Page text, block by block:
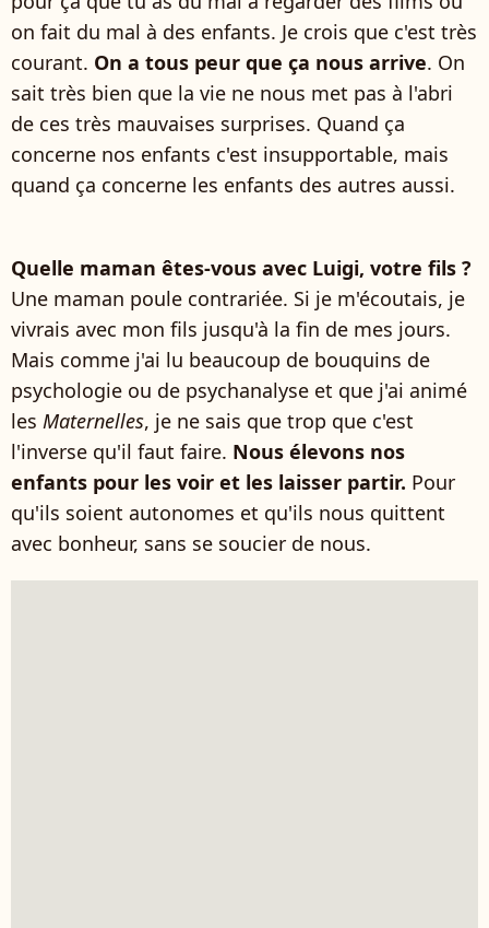
on fait du mal à des enfants. Je crois que c'est très
courant. On a tous peur que ça nous arrive. On
sait très bien que la vie ne nous met pas à l'abri
de ces très mauvaises surprises. Quand ça
concerne nos enfants c'est insupportable, mais
quand ça concerne les enfants des autres aussi.
Quelle maman êtes-vous avec Luigi, votre fils ?
Une maman poule contrariée. Si je m'écoutais, je
vivrais avec mon fils jusqu'à la fin de mes jours.
Mais comme j'ai lu beaucoup de bouquins de
psychologie ou de psychanalyse et que j'ai animé
les Maternelles, je ne sais que trop que c'est
l'inverse qu'il faut faire. Nous élevons nos
enfants pour les voir et les laisser partir. Pour
qu'ils soient autonomes et qu'ils nous quittent
avec bonheur, sans se soucier de nous.